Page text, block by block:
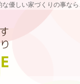
優しい家づくりの事な